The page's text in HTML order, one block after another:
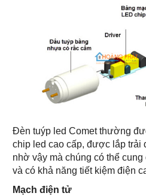
Đèn tuýp led Comet thường
chip led cao cấp, được lắp trải
nhờ vậy mà chúng có thể
và có khả năng tiết kiệm điện
Mạch điện tử